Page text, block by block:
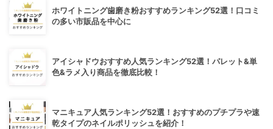
ホワイトニング歯磨き粉おすすめランキング52選！口コミ
の多い市販品を中心に
アイシャドウおすすめ人気ランキング52選！パレット&単
色&ラメ入り商品を徹底比較！
マニキュア人気ランキング52選！おすすめのプチプラや速
乾タイプのネイルポリッシュを紹介！